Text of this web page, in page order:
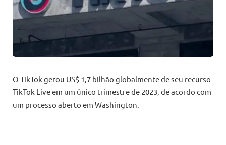
O TikTok gerou US$ 1,7 bilhão globalmente de seu recurso
TikTok Live em um único trimestre de 2023, de acordo com
um processo aberto em Washington.